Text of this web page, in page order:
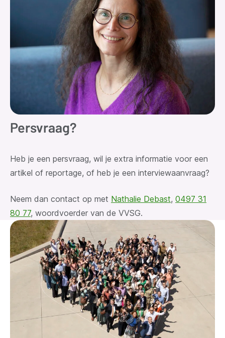
Persvraag?
Heb je een persvraag, wil je extra informatie voor een
artikel of reportage, of heb je een interviewaanvraag?
Neem dan contact op met Nathalie Debast, 0497 31
80 77, woordvoerder van de VVSG.